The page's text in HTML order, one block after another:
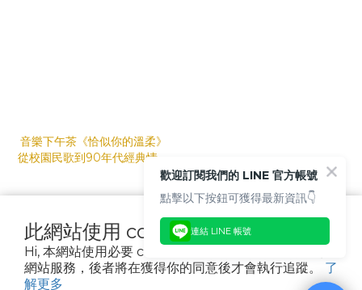
此網站使用 cookies
Hi, 本網站使用必要 cookies 和追蹤型 cookies 以確保
網站服務，後者將在獲得你的同意後才會執行追蹤。 了
解更多
音樂下午茶《恰似你的溫柔》
從校園民歌到90年代經典情歌
聯絡我們
歡迎訂閱我們的 LINE 官方帳號
點擊以下按鈕可獲得最新資訊👇
連結 LINE 帳號